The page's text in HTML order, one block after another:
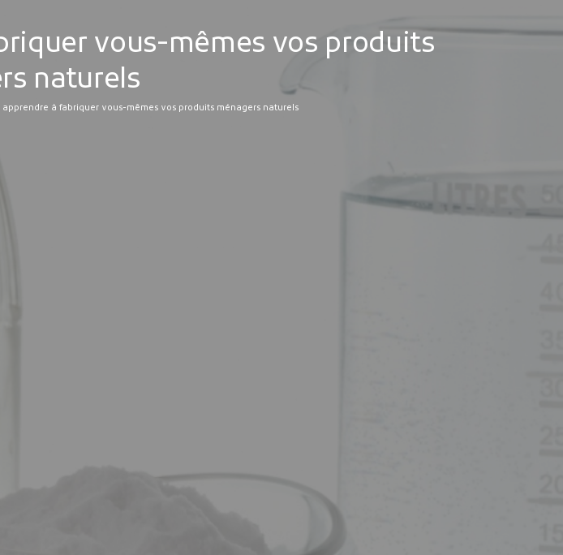
vous-mêmes vos produits
naturels
apprendre à fabriquer vous-mêmes vos produits ménagers naturels